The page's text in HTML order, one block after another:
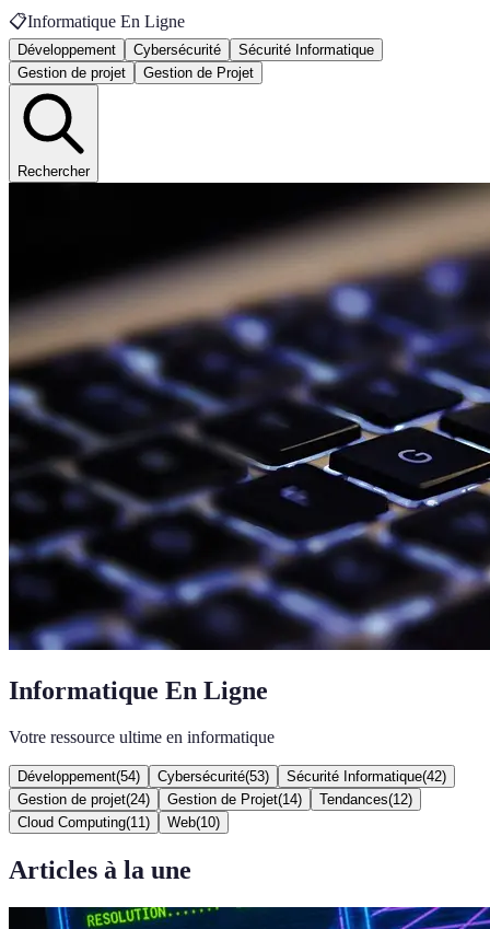
📋Informatique En Ligne
Développement Cybersécurité
Sécurité Informatique
Gestion de projet
Gestion de Projet
Rechercher
Informatique En Ligne
Votre ressource ultime en informatique
Développement(54) Cybersécurité(53) Sécurité Informatique(42)
Gestion de projet(24) Gestion de Projet(14) Tendances(12)
Cloud Computing(11 ) Web(10)
Articles à la une